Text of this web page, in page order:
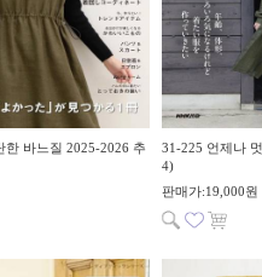
31-225 언제나 멋내고 싶은 일상복(031225-
4)
판매가:19,000원